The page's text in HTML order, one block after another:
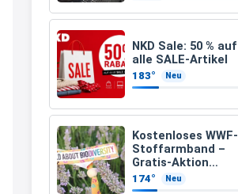
NKD Sale: 50 % auf
alle SALE-Artikel
183° Neu
Kostenloses WWF-
Stoffarmband –
Gratis-Aktion
inklusive Versand
174° Neu
Kerstin
Meggle bagett
21:37
↩
Kerstin
Bei EDEKA